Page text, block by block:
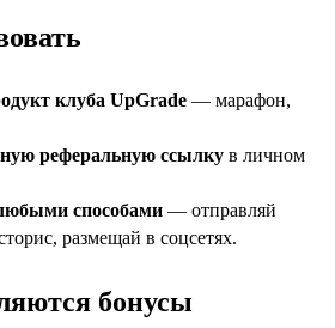
клуба UpGrade — марафон,
реферальную ссылку в личном
способами — отправляй
размещай в соцсетях.
бонусы